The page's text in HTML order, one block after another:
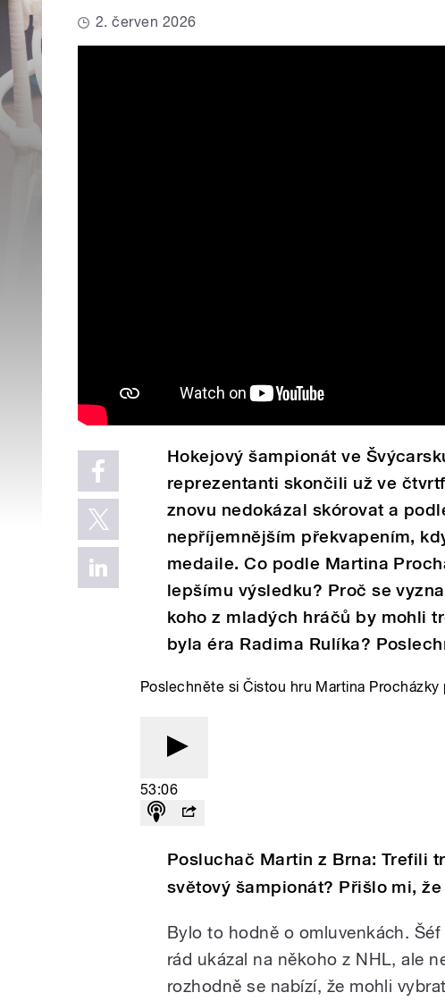
2. červen 2026
Hokejový šampionát ve
reprezentanti skončili už ve
znovu nedokázal skórovat a
nepříjemnějším překvapením,
medaile. Co podle Martina
lepšímu výsledku? Proč se
koho z mladých hráčů by mohli
byla éra Radima Rulíka?
Poslechněte si Čistou hru Martina
53:06
Posluchač Martin z Brna: Trefili
světový šampionát? Přišlo mi,
Bylo to hodně o omluvenkách.
rád ukázal na někoho z NHL, ale
rozhodně se nabízí, že mohli